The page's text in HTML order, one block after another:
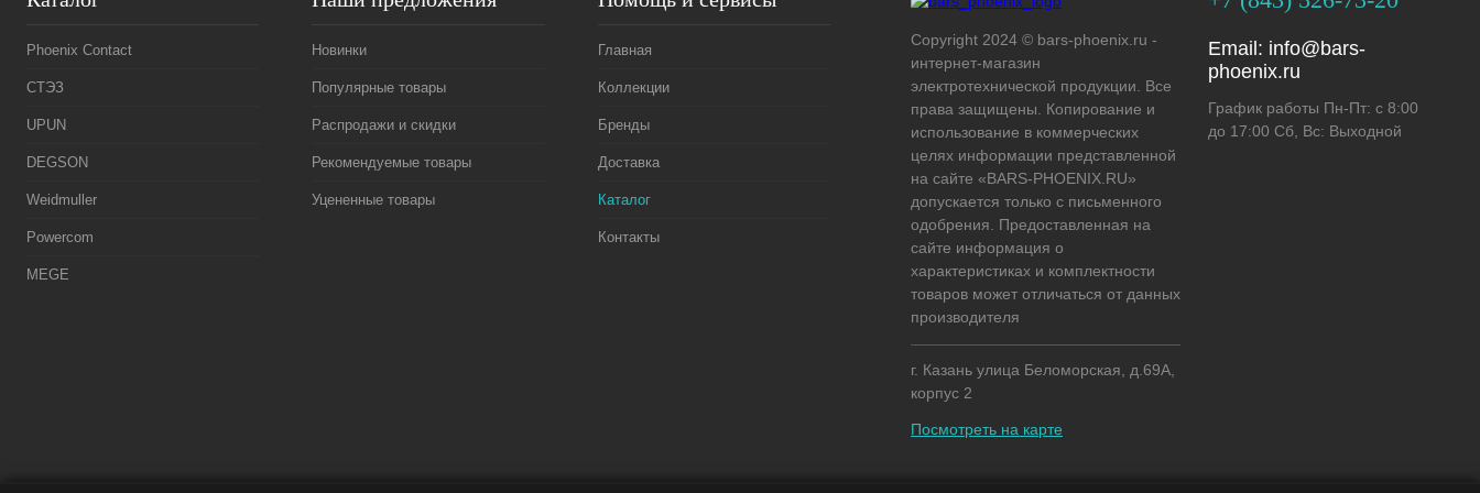
Phoenix Contact
СТЭЗ
UPUN
DEGSON
Weidmuller
Powercom
MEGE
Новинки
Популярные товары
Распродажи и скидки
Рекомендуемые товары
Уцененные товары
Главная
Коллекции
Бренды
Доставка
Каталог
Контакты
Copyright 2024 © bars-phoenix.ru -
интернет-магазин
электротехнической продукции. Все
права защищены. Копирование и
использование в коммерческих
целях информации представленной
на сайте «BARS-PHOENIX.RU»
допускается только с письменного
одобрения. Предоставленная на
сайте информация о
характеристиках и комплектности
товаров может отличаться от данных
производителя
г. Казань улица Беломорская, д.69А,
корпус 2
Посмотреть на карте
Email: info@bars-
phoenix.ru
График работы Пн-Пт: с 8:00
до 17:00 Сб, Вс: Выходной